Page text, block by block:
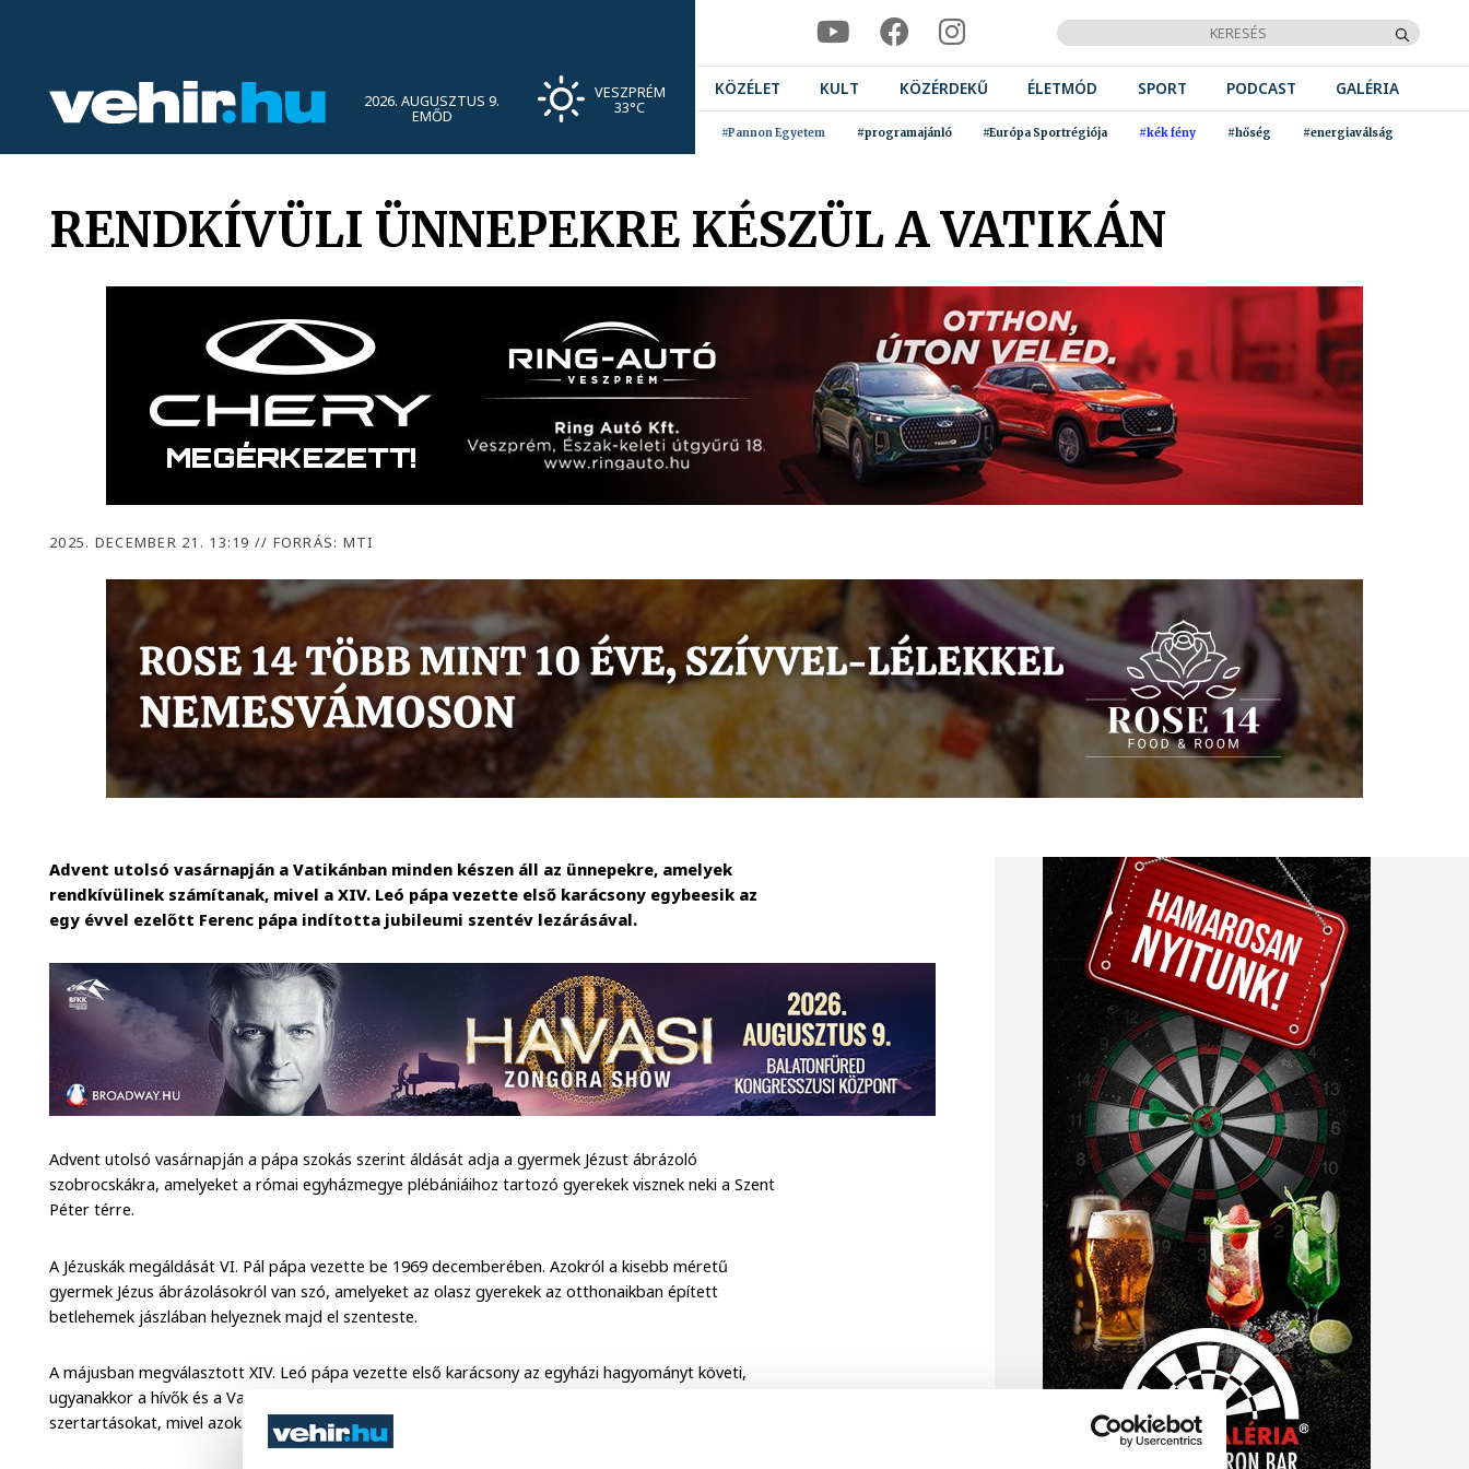
2026. AUGUSZTUS 9.
EMŐD
VESZPRÉM
33°C
KÖZÉLET KULT KÖZÉRDEKŰ ÉLETMÓD SPORT PODCAST GALÉRIA
#Pannon Egyetem #programajánló #Európa Sportrégiója #kék fény #hőség #energiaválság
RENDKÍVÜLI ÜNNEPEKRE KÉSZÜL A VATIKÁN
2025. DECEMBER 21. 13:19 // FORRÁS: MTI
Advent utolsó vasárnapján a Vatikánban minden készen áll az ünnepekre, amelyek
rendkívülinek számítanak, mivel a XIV. Leó pápa vezette első karácsony egybeesik az
egy évvel ezelőtt Ferenc pápa indította jubileumi szentév lezárásával.
Advent utolsó vasárnapján a pápa szokás szerint áldását adja a gyermek Jézust ábrázoló
szobrocskákra, amelyeket a római egyházmegye plébániáihoz tartozó gyerekek visznek neki a Szent
Péter térre.
A Jézuskák megáldását VI. Pál pápa vezette be 1969 decemberében. Azokról a kisebb méretű
gyermek Jézus ábrázolásokról van szó, amelyeket az olasz gyerekek az otthonaikban épített
betlehemek jászlában helyeznek majd el szenteste.
A májusban megválasztott XIV. Leó pápa vezette első karácsony az egyházi hagyományt követi,
ugyanakkor a hívők és a Vatikánban akkreditált sajtó részéről is találgatás kíséri az ünnepi
szertartásokat, mivel azokat minden egyházfő saját arculatához igazítja.